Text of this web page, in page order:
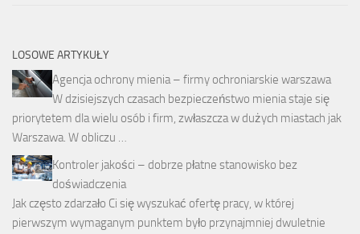
LOSOWE ARTYKUŁY
Agencja ochrony mienia – firmy ochroniarskie warszawa
W dzisiejszych czasach bezpieczeństwo mienia staje się
priorytetem dla wielu osób i firm, zwłaszcza w dużych miastach jak
Warszawa. W obliczu …
Kontroler jakości – dobrze płatne stanowisko bez
doświadczenia
Jak często zdarzało Ci się wyszukać ofertę pracy, w której
pierwszym wymaganym punktem było przynajmniej dwuletnie